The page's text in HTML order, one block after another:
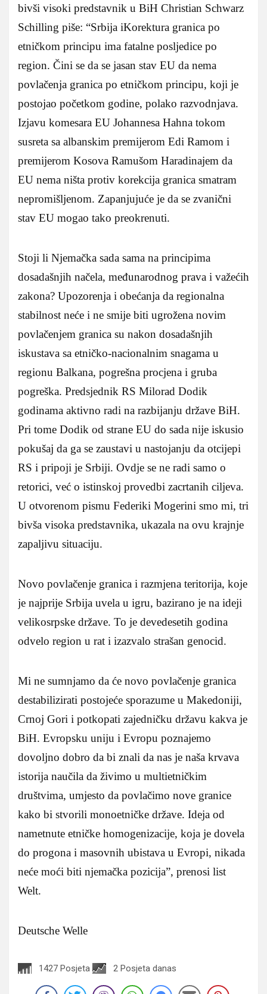
bivši visoki predstavnik u BiH Christian Schwarz
Schilling piše: “Srbija iKorektura granica po
etničkom principu ima fatalne posljedice po
region. Čini se da se jasan stav EU da nema
povlačenja granica po etničkom principu, koji je
postojao početkom godine, polako razvodnjava.
Izjavu komesara EU Johannesa Hahna tokom
susreta sa albanskim premijerom Edi Ramom i
premijerom Kosova Ramušom Haradinajem da
EU nema ništa protiv korekcija granica smatram
nepromišljenom. Zapanjujuće je da se zvanični
stav EU mogao tako preokrenuti.
Stoji li Njemačka sada sama na principima
dosadašnjih načela, međunarodnog prava i važećih
zakona? Upozorenja i obećanja da regionalna
stabilnost neće i ne smije biti ugrožena novim
povlačenjem granica su nakon dosadašnjih
iskustava sa etničko-nacionalnim snagama u
regionu Balkana, pogrešna procjena i gruba
pogreška. Predsjednik RS Milorad Dodik
godinama aktivno radi na razbijanju države BiH.
Pri tome Dodik od strane EU do sada nije iskusio
pokušaj da ga se zaustavi u nastojanju da otcijepi
RS i pripoji je Srbiji. Ovdje se ne radi samo o
retorici, već o istinskoj provedbi zacrtanih ciljeva.
U otvorenom pismu Federiki Mogerini smo mi, tri
bivša visoka predstavnika, ukazala na ovu krajnje
zapaljivu situaciju.
Novo povlačenje granica i razmjena teritorija, koje
je najprije Srbija uvela u igru, bazirano je na ideji
velikosrpske države. To je devedesetih godina
odvelo region u rat i izazvalo strašan genocid.
Mi ne sumnjamo da će novo povlačenje granica
destabilizirati postojeće sporazume u Makedoniji,
Crnoj Gori i potkopati zajedničku državu kakva je
BiH. Evropsku uniju i Evropu poznajemo
dovoljno dobro da bi znali da nas je naša krvava
istorija naučila da živimo u multietničkim
društvima, umjesto da povlačimo nove granice
kako bi stvorili monoetničke države. Ideja od
nametnute etničke homogenizacije, koja je dovela
do progona i masovnih ubistava u Evropi, nikada
neće moći biti njemačka pozicija”, prenosi list
Welt.
Deutsche Welle
1427 Posjeta 2 Posjeta danas